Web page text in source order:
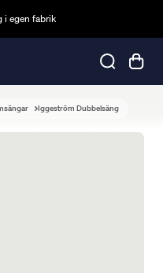
i egen fabrik
Iggeström Dubbelsäng